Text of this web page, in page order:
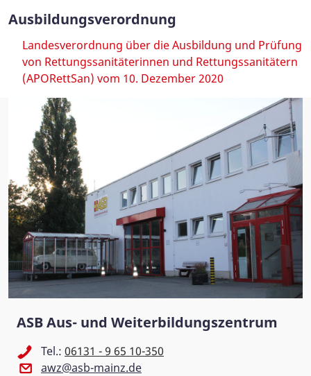
Ausbildungsverordnung
Landesverordnung über die Ausbildung und Prüfung
von Rettungssanitäterinnen und Rettungssanitätern
(APORettSan) vom 10. Dezember 2020
ASB Aus- und Weiterbildungszentrum
Tel.: 06131 - 9 65 10-350
awz@asb-mainz.de